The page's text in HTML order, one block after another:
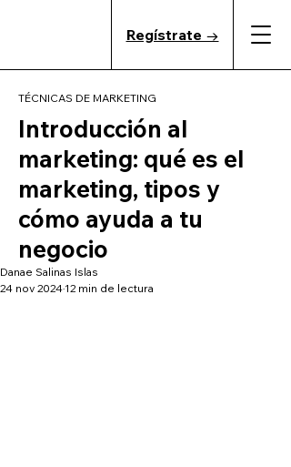
Regístrate →
TÉCNICAS DE MARKETING
Introducción al
marketing: qué es el
marketing, tipos y
cómo ayuda a tu
negocio
Danae Salinas Islas
24 nov 2024 12 min de lectura